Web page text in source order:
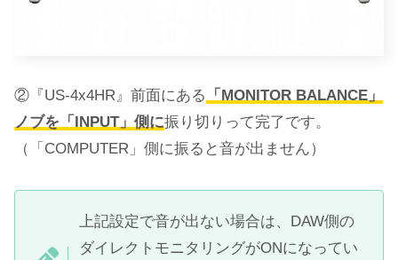
②『US-4x4HR』前面にある
「MONITOR BALANCE」
ノブを「INPUT」側に振り切りって完了です。
（「COMPUTER」側に振ると音が出ません）
上記設定で音が出ない場合は、DAW側の
ダイレクトモニタリングがONになってい